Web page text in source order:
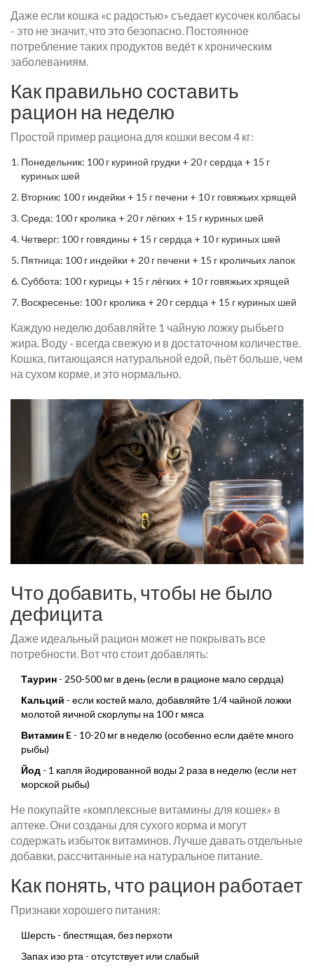
Даже если кошка «с радостью» съедает кусочек колбасы
- это не значит, что это безопасно. Постоянное
потребление таких продуктов ведёт к хроническим
заболеваниям.
Как правильно составить
рацион на неделю
Простой пример рациона для кошки весом 4 кг:
Понедельник: 100 г куриной грудки + 20 г сердца + 15 г
куриных шей
Вторник: 100 г индейки + 15 г печени + 10 г говяжьих хрящей
Среда: 100 г кролика + 20 г лёгких + 15 г куриных шей
Четверг: 100 г говядины + 15 г сердца + 10 г куриных шей
Пятница: 100 г индейки + 20 г печени + 15 г кроличьих лапок
Суббота: 100 г курицы + 15 г лёгких + 10 г говяжьих хрящей
Воскресенье: 100 г кролика + 20 г сердца + 15 г куриных шей
Каждую неделю добавляйте 1 чайную ложку рыбьего
жира. Воду - всегда свежую и в достаточном количестве.
Кошка, питающаяся натуральной едой, пьёт больше, чем
на сухом корме, и это нормально.
Что добавить, чтобы не было
дефицита
Даже идеальный рацион может не покрывать все
потребности. Вот что стоит добавлять:
Таурин - 250-500 мг в день (если в рационе мало сердца)
Кальций - если костей мало, добавляйте 1/4 чайной ложки
молотой яичной скорлупы на 100 г мяса
Витамин E - 10-20 мг в неделю (особенно если даёте много
рыбы)
Йод - 1 капля йодированной воды 2 раза в неделю (если нет
морской рыбы)
Не покупайте «комплексные витамины для кошек» в
аптеке. Они созданы для сухого корма и могут
содержать избыток витаминов. Лучше давать отдельные
добавки, рассчитанные на натуральное питание.
Как понять, что рацион работает
Признаки хорошего питания:
Шерсть - блестящая, без перхоти
Запах изо рта - отсутствует или слабый